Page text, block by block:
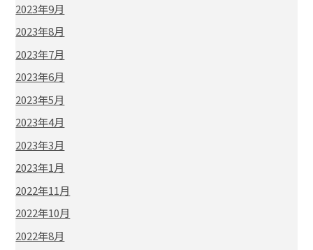
2023年9月
2023年8月
2023年7月
2023年6月
2023年5月
2023年4月
2023年3月
2023年1月
2022年11月
2022年10月
2022年8月